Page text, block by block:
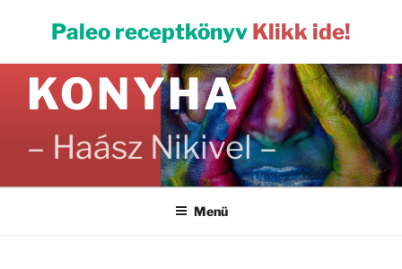
Paleo receptkönyv Klikk ide!
PALEO
KONYHA
– Haász Nikivel –
Menü